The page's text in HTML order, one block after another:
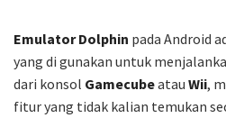
Emulator Dolphin pada Android
yang di gunakan untuk
dari konsol Gamecubeatau Wii,
fitur yang tidak kalian temukan